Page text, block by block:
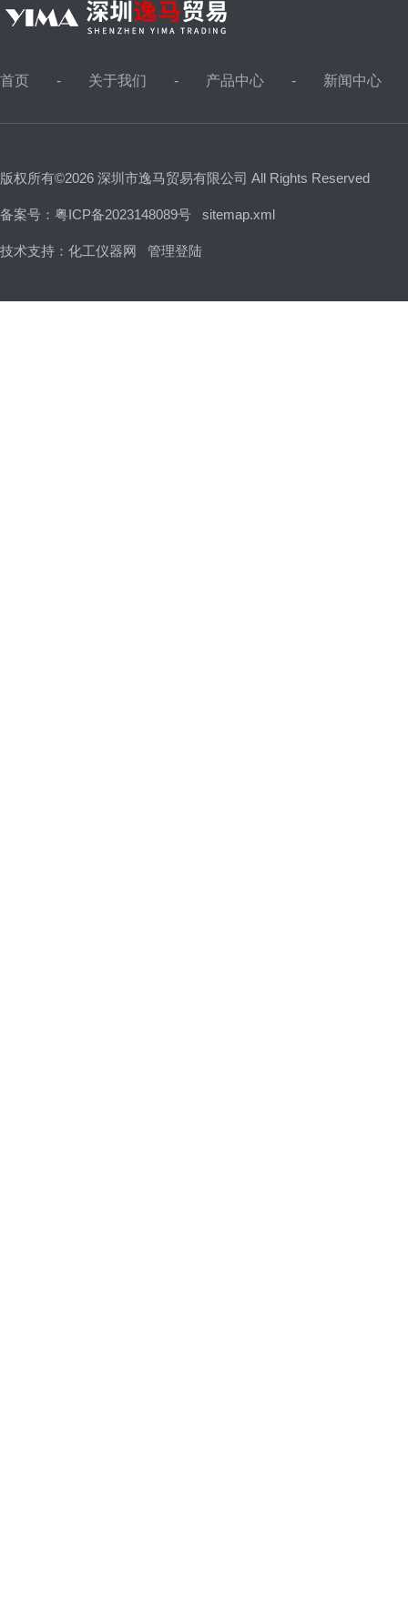
首页 关于我们 产品中心 新闻中心
版权所有©2026 深圳市逸马贸易有限公司 All Rights Reserved
备案号：粤ICP备2023148089号 sitemap.xml
技术支持： 化工仪器网 管理登陆